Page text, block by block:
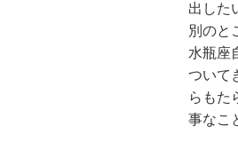
出した
別のと
水瓶座
ついて
らもた
事なこ